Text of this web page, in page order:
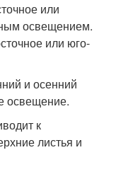
или
освещением.
или юго-
и осенний
освещение.
к
листья и